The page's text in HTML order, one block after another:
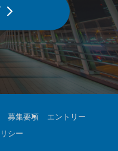
募集要項
エントリー
シー